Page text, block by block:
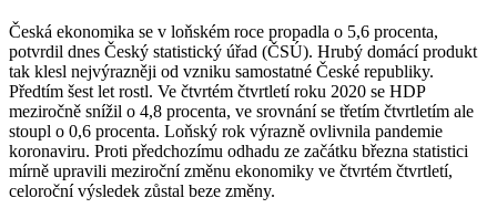
Česká ekonomika se v loňském roce propadla o 5,6 procenta,
potvrdil dnes Český statistický úřad (ČSÚ). Hrubý domácí produkt
tak klesl nejvýrazněji od vzniku samostatné České republiky.
Předtím šest let rostl. Ve čtvrtém čtvrtletí roku 2020 se HDP
meziročně snížil o 4,8 procenta, ve srovnání se třetím čtvrtletím ale
stoupl o 0,6 procenta. Loňský rok výrazně ovlivnila pandemie
koronaviru. Proti předchozímu odhadu ze začátku března statistici
mírně upravili meziroční změnu ekonomiky ve čtvrtém čtvrtletí,
celoroční výsledek zůstal beze změny.